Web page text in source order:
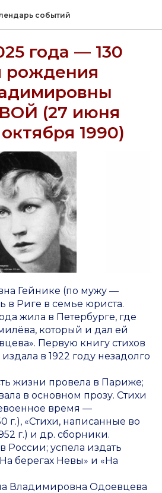
событий
года — 130
рождения
(27 июня
1990)
Гейнике (по мужу —
в Риге в семье юриста.
жила в Петербурге, где
который и дал ей
Первую книгу стихов
в 1922 году незадолго
провела в Париже;
в основном прозу. Стихи
время —
г.), «Стихи, написанные во
г.) и др. сборники.
успела издать
берегах Невы» и «На
Одоевцева